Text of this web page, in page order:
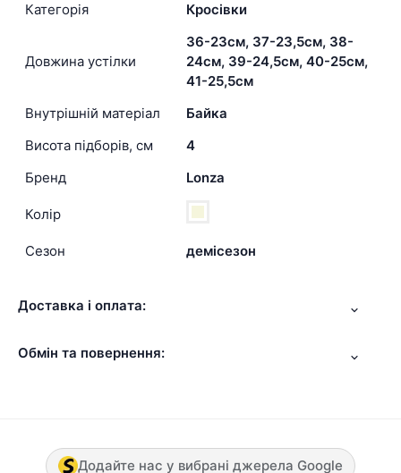
Категорія
Кросівки
Довжина устілки
36-23см, 37-23,5см, 38-
24см, 39-24,5см, 40-25см,
41-25,5см
Внутрішній матеріал
Байка
Висота підборів, см
4
Бренд
Lonza
Колір
Сезон демісезон
Доставка і оплата:
Обмін та повернення:
Додайте нас у вибрані джерела Google